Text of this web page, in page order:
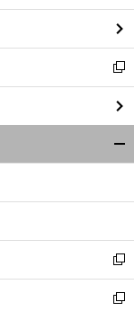
ウ
で
開
く
新
し
い
ウ
ィ
ン
ウ
開
く
新
し
い
新